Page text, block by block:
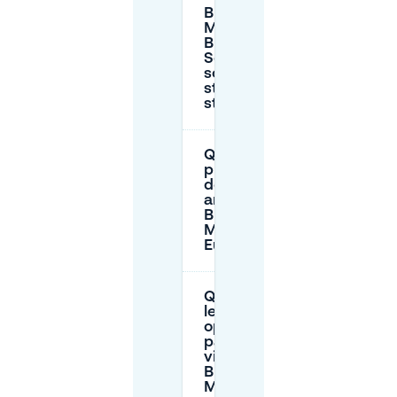
Bruxelles-
Midi e
Brussels
South
sono la
stessa
stazione?
Quanto
presto
devo
arrivare a
Bruxelles-
Midi per
Eurostar?
Quali sono
le migliori
opzioni di
parcheggio
vicino a
Bruxelles-
Midi?